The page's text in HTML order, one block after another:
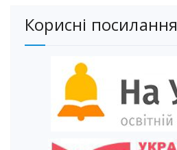
Корисні посилання